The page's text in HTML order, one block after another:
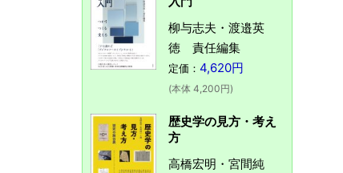
柳与志夫・渡邉英
徳 責任編集
定価： 4,620円
(本体 4,200円)
歴史学の見方・考え
方
高橋宏明・宮間純